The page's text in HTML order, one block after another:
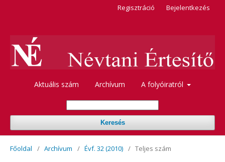
Aktuális szám Archívum A folyóiratról
Keresés
Regisztráció Bejelentkezés
Főoldal / Archívum / Évf. 32 (2010) / Teljes szám